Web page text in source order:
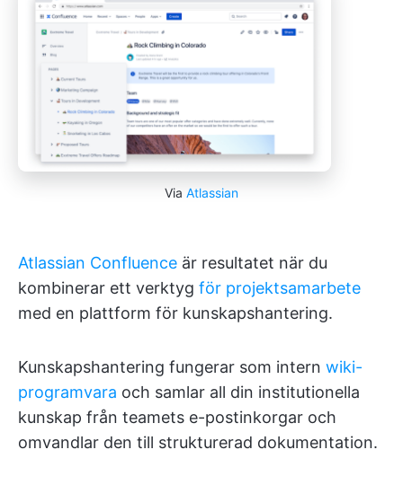
Via Atlassian
Atlassian Confluence är resultatet när du
kombinerar ett verktyg för projektsamarbete
med en plattform för kunskapshantering.
Kunskapshantering fungerar som intern wiki-
programvara och samlar all din institutionella
kunskap från teamets e-postinkorgar och
omvandlar den till strukturerad dokumentation.